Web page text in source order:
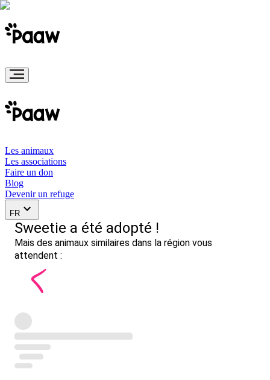
Les animaux
Les associations
Faire un don
Blog
Devenir un refuge
FR
Sweetie a été adopté !
Mais des animaux similaires dans la région vous
attendent :